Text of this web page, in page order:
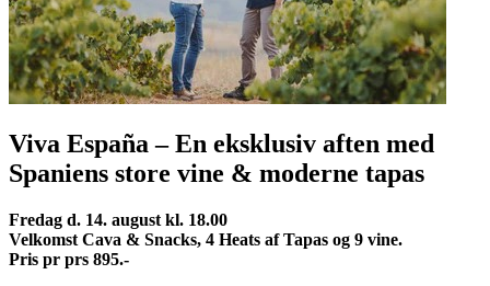
Viva España – En eksklusiv aften med
Spaniens store vine & moderne tapas
Fredag d. 14. august kl. 18.00
Velkomst Cava & Snacks, 4 Heats af Tapas og 9 vine.
Pris pr prs 895.-